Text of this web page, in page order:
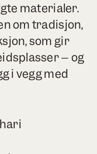
materialer.
om tradisjon,
som gir
– og
i vegg med